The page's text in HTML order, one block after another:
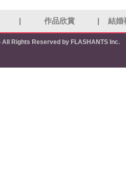
作品欣賞 結婚
Rights Reserved by FLASHANTS Inc.